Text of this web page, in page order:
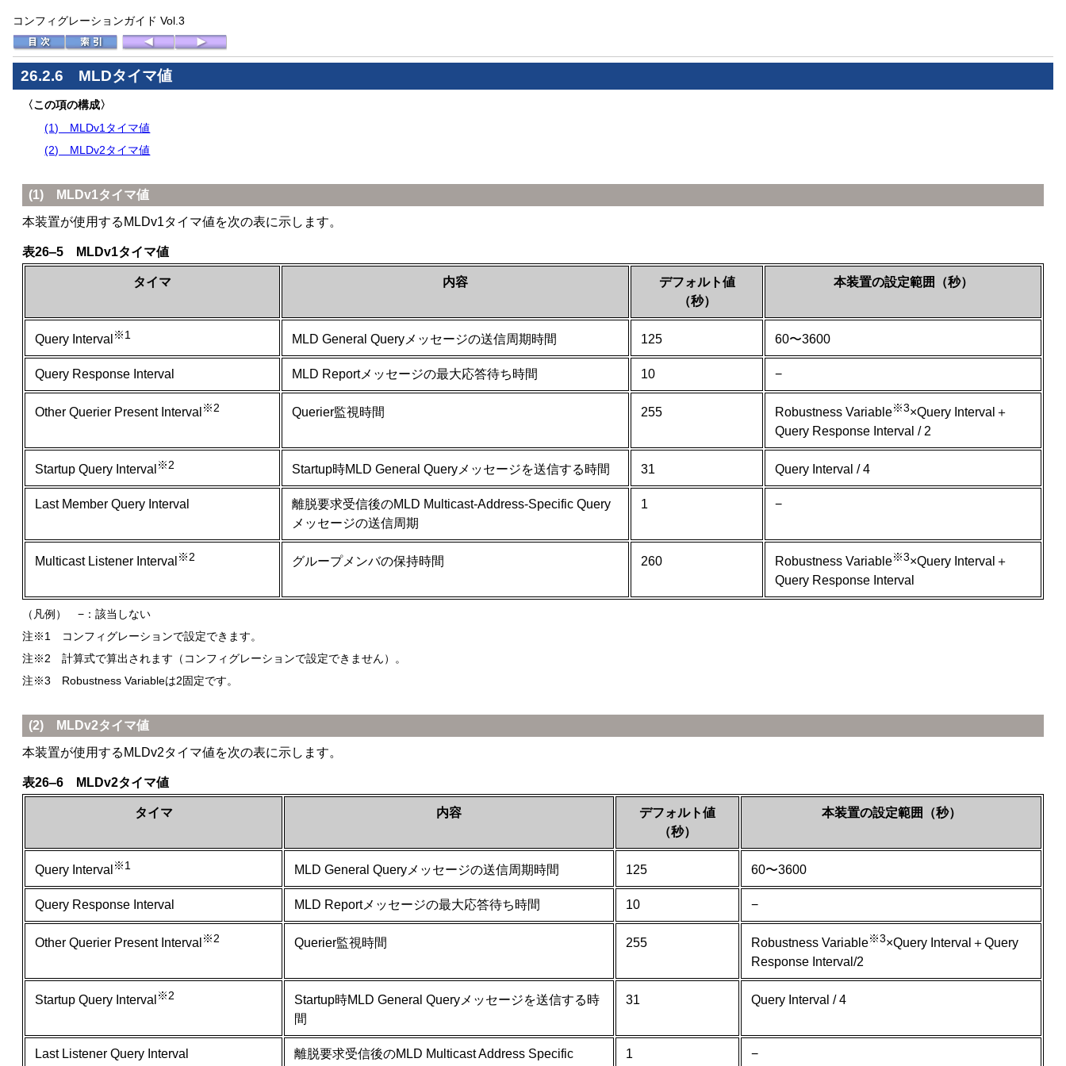
コンフィグレーションガイド Vol.3
26.2.6 MLDタイマ値
〈この項の構成〉
(1) MLDv1タイマ値
(2) MLDv2タイマ値
(1) MLDv1タイマ値
本装置が使用するMLDv1タイマ値を次の表に示します。
表26‒5 MLDv1タイマ値
タイマ 内容
デフォルト値
（秒）
本装置の設定範囲（秒）
Query Interval ※1 MLD General Queryメッセージの送信周期時間 125 60〜3600
Query Response Interval MLD Reportメッセージの最大応答待ち時間 10 −
Other Querier Present Interval ※2 Querier監視時間 255 Robustness Variable※3×Query Interval＋
Query Response Interval / 2
Startup Query Interval ※2 Startup時MLD General Queryメッセージを送信する時間 31 Query Interval / 4
Last Member Query Interval
離脱要求受信後のMLD Multicast-Address-Specific Query
メッセージの送信周期
1 −
Multicast Listener Interval ※2 グループメンバの保持時間 260 Robustness Variable※3×Query Interval＋
Query Response Interval
（凡例） −：該当しない
注※1 コンフィグレーションで設定できます。
注※2 計算式で算出されます（コンフィグレーションで設定できません）。
注※3 Robustness Variableは2固定です。
(2) MLDv2タイマ値
本装置が使用するMLDv2タイマ値を次の表に示します。
表26‒6 MLDv2タイマ値
タイマ 内容
デフォルト値
（秒）
本装置の設定範囲（秒）
Query Interval ※1 MLD General Queryメッセージの送信周期時間 125 60〜3600
Query Response Interval MLD Reportメッセージの最大応答待ち時間 10 −
Other Querier Present Interval ※2 Querier監視時間 255 Robustness Variable※3×Query Interval＋Query
Response Interval/2
Startup Query Interval ※2
Startup時MLD General Queryメッセージを送信する時
間
31 Query Interval / 4
Last Listener Query Interval
離脱要求受信後のMLD Multicast Address Specific
1 −